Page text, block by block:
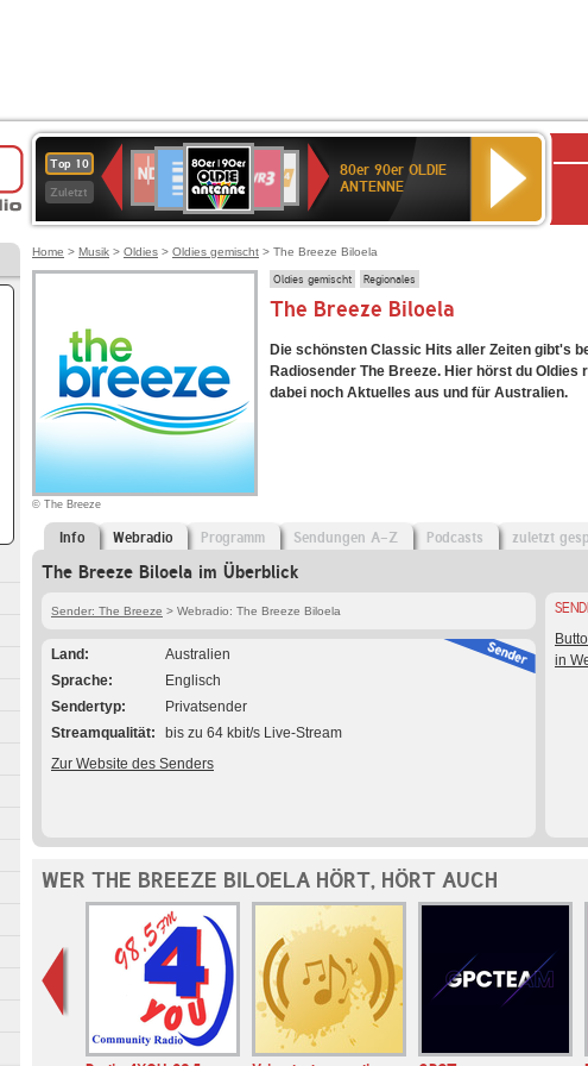
Top 10
Zuletzt
Deutschlandfunk
80er
90er
OLDIE
ANTENNE
SWR3
SWR
Kultur
NDR
2
80er 90er OLDIE
ANTENNE
Home > Musik > Oldies > Oldies gemischt > The Breeze Biloela
© The Breeze
Oldies gemischt Regionales
The Breeze Biloela
Die schönsten Classic Hits aller Zeiten gibt's
Radiosender The Breeze. Hier hörst du Oldies
dabei noch Aktuelles aus und für Australien.
Info Webradio Programm Sendungen A-Z Podcasts zuletzt
The Breeze Biloela im Überblick
Sender: The Breeze > Webradio: The Breeze Biloela
Land
Australien
Sprache
Englisch
Sendertyp
Privatsender
Streamqualität
bis zu 64 kbit/s Live-Stream
Zur Website des Senders
in
WER THE BREEZE BILOELA HÖRT, HÖRT AUCH